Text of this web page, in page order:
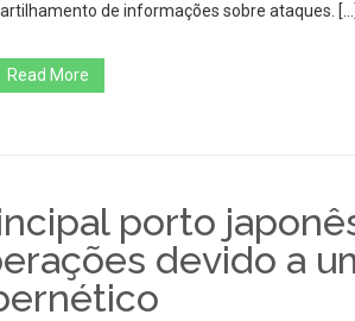
de informações sobre ataques. […]
Read More
porto
devido a